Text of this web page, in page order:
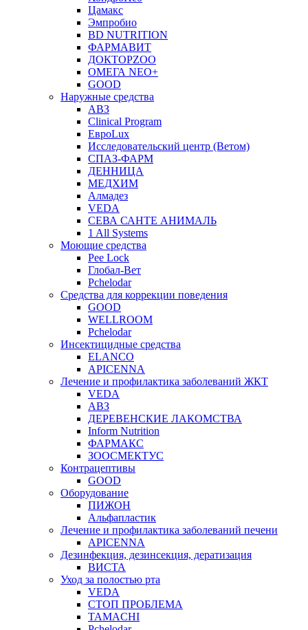
Цамакс
Эмпробио
BD NUTRITION
ФАРМАВИТ
ДОКТОРZOO
ОМЕГА NEO+
GOOD
Наружные средства
АВЗ
Clinical Program
ЕвроLux
Исследовательский центр (Ветом)
СПАЗ-ФАРМ
ДЕННИЦА
МЕДХИМ
Алмадез
VEDA
СЕВА САНТЕ АНИМАЛЬ
1 All Systems
Моющие средства
Pee Lock
Глобал-Вет
Pchelodar
Средства для коррекции поведения
GOOD
WELLROOM
Pchelodar
Инсектицидные средства
ELANCO
APICENNA
Лечение и профилактика заболеваний ЖКТ
VEDA
АВЗ
ДЕРЕВЕНСКИЕ ЛАКОМСТВА
Inform Nutrition
ФАРМАКС
ЗООСМЕКТУС
Контрацептивы
GOOD
Оборудование
ПИЖОН
Альфапластик
Лечение и профилактика заболеваний печени
APICENNA
Дезинфекция, дезинсекция, дератизация
ВИСТА
Уход за полостью рта
VEDA
СТОП ПРОБЛЕМА
TAMACHI